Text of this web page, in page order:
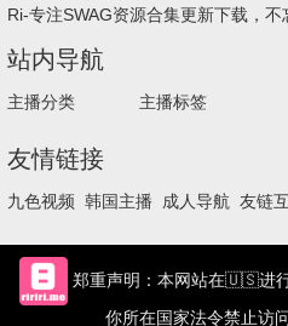
Ri-专注SWAG资源合集更新下载，不
站内导航
主播分类 主播标签
友情链接
九色视频 韩国主播 成人导航 友链
郑重声明：本网站在🇺🇸进
你所在国家法令禁止访